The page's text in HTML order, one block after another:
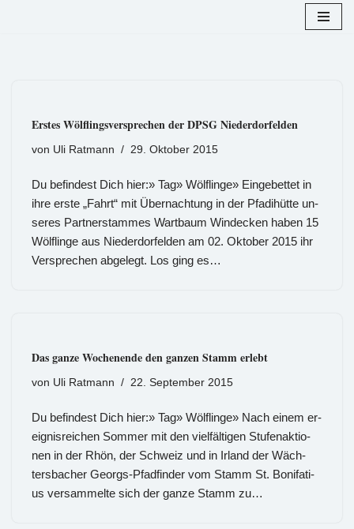
Erstes Wölflingsversprechen der DPSG Niederdorfelden
von Uli Ratmann 29. Oktober 2015
Du befindest Dich hier:» Tag» Wölflinge» Ein­ge­bet­tet in
ihre erste „Fahrt“ mit Über­nach­tung in der Pfa­di­hüt­te un­
se­res Part­ner­stam­mes Wart­baum Wind­ecken haben 15
Wöl­flin­ge aus Nie­der­dor­fel­den am 02. Ok­to­ber 2015 ihr
Ver­spre­chen ab­ge­legt. Los ging es…
Das ganze Wochenende den ganzen Stamm erlebt
von Uli Ratmann 22. September 2015
Du befindest Dich hier:» Tag» Wölflinge» Nach einem er­
eig­nis­rei­chen Som­mer mit den viel­fäl­ti­gen Stu­fen­ak­tio­
nen in der Rhön, der Schweiz und in Ir­land der Wäch­
ters­ba­cher Ge­orgs-Pfad­fin­der vom Stamm St. Bo­ni­fa­ti­
us ver­sam­mel­te sich der ganze Stamm zu…